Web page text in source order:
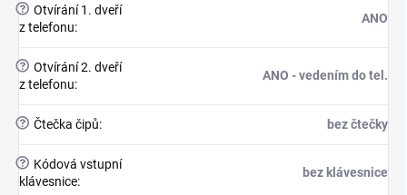
? Otvírání 1. dveří
z telefonu:
ANO
? Otvírání 2. dveří
z telefonu:
ANO - vedením do tel.
? Čtečka čipů: bez čtečky
?
Kódová vstupní
klávesnice:
bez klávesnice